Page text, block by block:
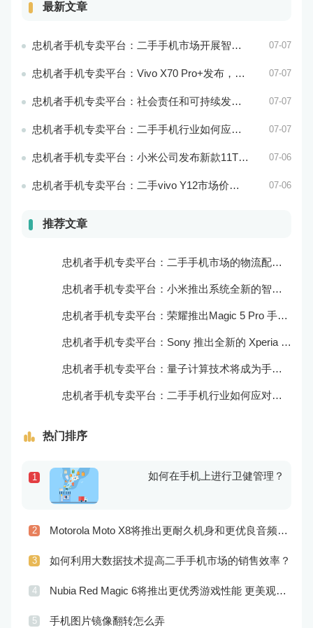
最新文章
忠机者手机专卖平台：二手手机市场开展智能化运营，优化市场流程和效率 07-07
忠机者手机专卖平台：Vivo X70 Pro+发布，搭载超强的拍照能力和高效的处理器 07-07
忠机者手机专卖平台：社会责任和可持续发展是二手手机行业发展的关键 07-07
忠机者手机专卖平台：二手手机行业如何应对环境保护的责任 07-07
忠机者手机专卖平台：小米公司发布新款11T Pro手机，搭载120W快充技术 07-06
忠机者手机专卖平台：二手vivo Y12市场价格相对稳定 07-06
推荐文章
忠机者手机专卖平台：二手手机市场的物流配送和出售方式
忠机者手机专卖平台：小米推出系统全新的智能厨房
忠机者手机专卖平台：荣耀推出Magic 5 Pro 手机，搭载麒麟9000处理器和5000万像素主摄像头
忠机者手机专卖平台：Sony 推出全新的 Xperia 1 III 手机，展现出卓越的技术和品质
忠机者手机专卖平台：量子计算技术将成为手机行业的新的发展方向
忠机者手机专卖平台：二手手机行业如何应对生态系统的要求
热门排序
1 如何在手机上进行卫健管理？
2 Motorola Moto X8将推出更耐久机身和更优良音频效果
3 如何利用大数据技术提高二手手机市场的销售效率？
4 Nubia Red Magic 6将推出更优秀游戏性能 更美观的外观设计
5 手机图片镜像翻转怎么弄